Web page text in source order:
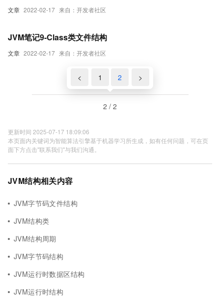
文章 2022-02-17 来自：开发者社区
文章 2022-02-17 来自：开发者社区
JVM笔记9-Class类文件结构
< 1 2 >
2 / 2
更新时间 2025-07-17 18:09:06
本页面内关键词为智能算法引擎基于机器学习所生成，如有任何问题，可在页
面下方点击"联系我们"与我们沟通。
JVM结构相关内容
JVM字节码文件结构
JVM结构类
JVM结构周期
JVM字节码结构
JVM运行时数据区结构
JVM运行时结构